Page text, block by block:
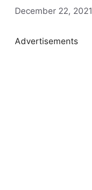
December 22, 2021
Advertisements